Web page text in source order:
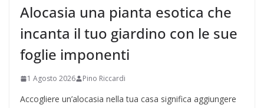
Alocasia una pianta esotica che
incanta il tuo giardino con le sue
foglie imponenti
1 Agosto 2026 Pino Riccardi
Accogliere un’alocasia nella tua casa significa aggiungere